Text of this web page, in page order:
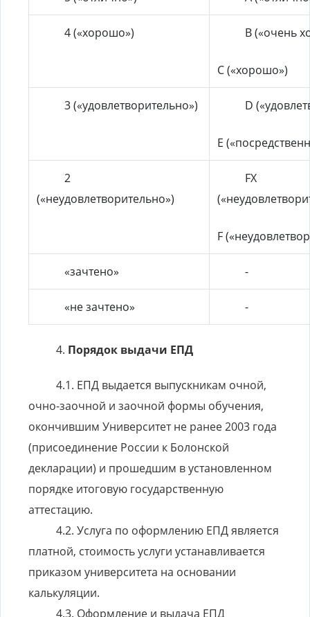
4 («хорошо») B («очень
C («хорошо»)
3 («удовлетворительно») D
E
2
(«неудовлетворительно»)
FX
F
«зачтено» -
«не зачтено» -
Порядок выдачи ЕПД
ЕПД выдается выпускникам очной,
очно-заочной и заочной формы обучения,
окончившим Университет не ранее 2003 года
(присоединение России к Болонской
декларации) и прошедшим в установленном
порядке итоговую государственную
аттестацию.
Услуга по оформлению ЕПД является
платной, стоимость услуги устанавливается
приказом университета на основании
калькуляции.
Оформление и выдача ЕПД